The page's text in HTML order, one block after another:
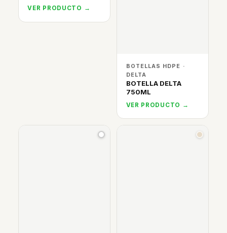
VER PRODUCTO →
BOTELLAS HDPE ·
DELTA
BOTELLA DELTA
750ML
VER PRODUCTO →